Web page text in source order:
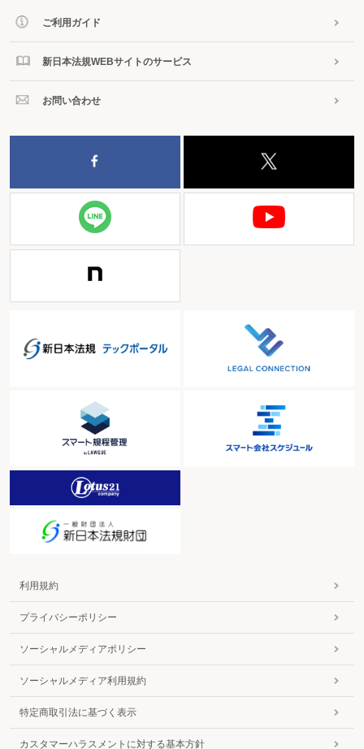
ご利用ガイド
新日本法規WEBサイトのサービス
お問い合わせ
利用規約
プライバシーポリシー
ソーシャルメディアポリシー
ソーシャルメディア利用規約
特定商取引法に基づく表示
カスタマーハラスメントに対する基本方針